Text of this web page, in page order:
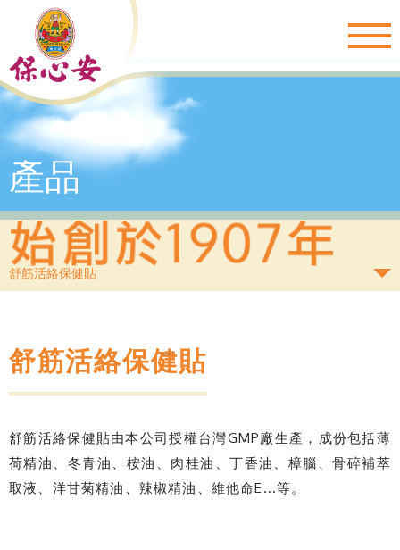
產品
舒筋活絡保健貼
舒筋活絡保健貼
舒筋活絡保健貼由本公司授權台灣GMP廠生產，成份包括薄
荷精油、冬青油、桉油、肉桂油、丁香油、樟腦、骨碎補萃
取液、洋甘菊精油、辣椒精油、維他命E...等。